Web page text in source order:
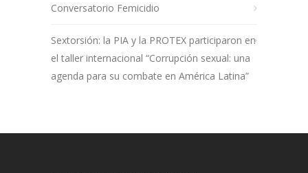
Conversatorio Femicidio
Sextorsión: la PIA y la PROTEX participaron en
el taller internacional “Corrupción sexual: una
agenda para su combate en América Latina”